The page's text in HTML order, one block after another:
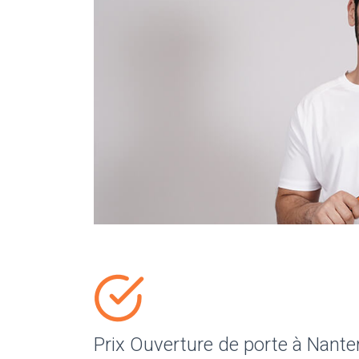
Prix Ouverture de porte à